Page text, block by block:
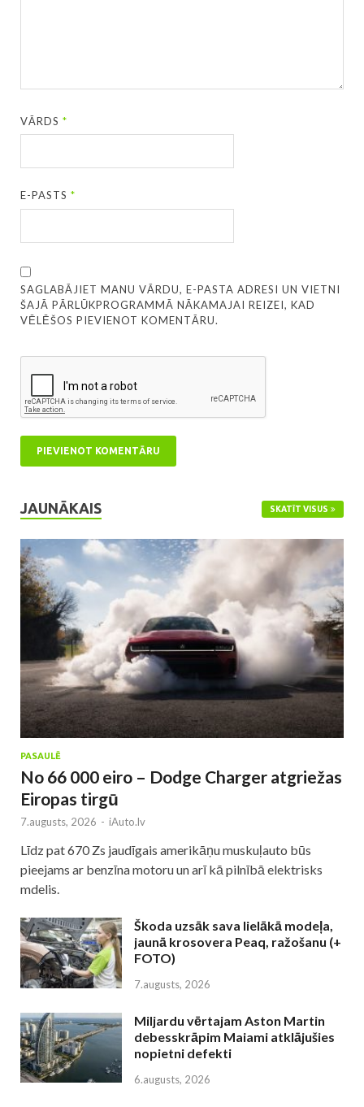
VĀRDS*
E-PASTS*
SAGLABĀJIET MANU VĀRDU, E-PASTA ADRESI UN VIETNI
ŠAJĀ PĀRLŪKPROGRAMMĀ NĀKAMAJAI REIZEI, KAD
VĒLĒŠOS PIEVIENOT KOMENTĀRU.
JAUNĀKAIS SKATĪT VISUS
PASAULĒ
No 66 000 eiro – Dodge Charger atgriežas
Eiropas tirgū
7.augusts, 2026 - iAuto.lv
Līdz pat 670 Zs jaudīgais amerikāņu muskuļauto būs
pieejams ar benzīna motoru un arī kā pilnībā elektrisks
mdelis.
Škoda uzsāk sava lielākā modeļa,
jaunā krosovera Peaq, ražošanu (+
FOTO)
7.augusts, 2026
Miljardu vērtajam Aston Martin
debesskrāpim Maiami atklājušies
nopietni defekti
6.augusts, 2026